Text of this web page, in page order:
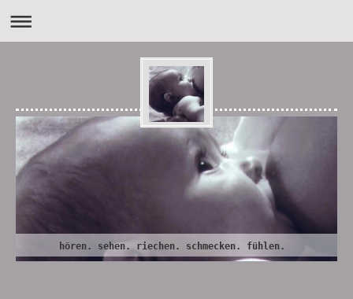
hören. sehen. riechen. schmecken. fühlen.